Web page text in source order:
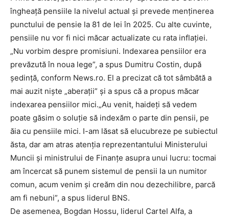
îngheață pensiile la nivelul actual și prevede menținerea
punctului de pensie la 81 de lei în 2025. Cu alte cuvinte,
pensiile nu vor fi nici măcar actualizate cu rata inflației.
„Nu vorbim despre promisiuni. Indexarea pensiilor era
prevăzută în noua lege”, a spus Dumitru Costin, după
şedinţă, conform News.ro. El a precizat că tot sâmbătă a
mai auzit nişte „aberaţii” și a spus că a propus măcar
indexarea pensiilor mici.„Au venit, haideţi să vedem
poate găsim o soluţie să indexăm o parte din pensii, pe
ăia cu pensiile mici. I-am lăsat să elucubreze pe subiectul
ăsta, dar am atras atenţia reprezentantului Ministerului
Muncii şi ministrului de Finanţe asupra unui lucru: tocmai
am încercat să punem sistemul de pensii la un numitor
comun, acum venim şi creăm din nou dezechilibre, parcă
am fi nebuni”, a spus liderul BNS.
De asemenea, Bogdan Hossu, liderul Cartel Alfa, a